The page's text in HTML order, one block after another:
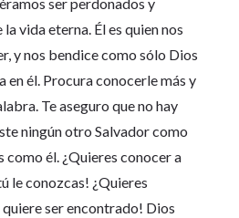
vida eterna. Él es quien nos
y nos bendice como sólo Dios
en él. Procura conocerle más y
Te aseguro que no hay
ningún otro Salvador como
como él. ¿Quieres conocer a
le conozcas! ¿Quieres
quiere ser encontrado! Dios